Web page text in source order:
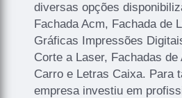
diversas opções
Fachada Acm, Fachada de
Gráficas Impressões
Corte a Laser, Fachadas
Carro e Letras Caixa. Para
empresa investiu em